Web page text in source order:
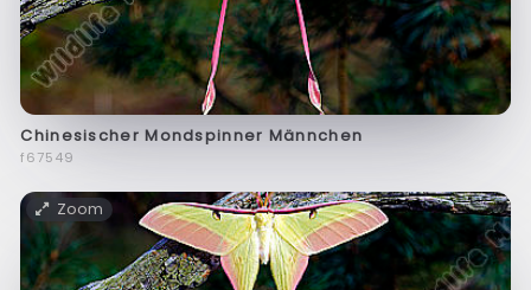
Chinesischer Mondspinner Männchen
f67549
Zoom